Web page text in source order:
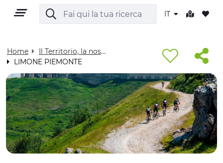
IT
IT
TERRITORIO
Home
Il Territorio, la nostra casa - Visit Cuneese
LIMONE PIEMONTE